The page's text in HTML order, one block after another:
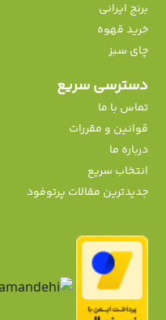
برنج ایرانی
خرید قهوه
چای سبز
دسترسی سریع
تماس با ما
قوانین و مقررات
درباره ما
انتخاب سریع
جدیدترین مقالات پرتوفود